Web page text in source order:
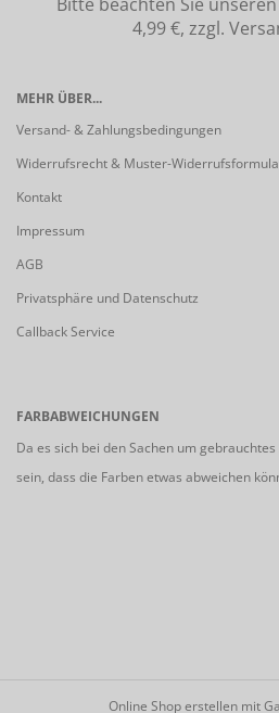
4,99 €, zzgl.
MEHR ÜBER...
Versand- & Zahlungsbedingungen
Widerrufsrecht & Muster-
Kontakt
Impressum
AGB
Privatsphäre und Datenschutz
Callback Service
FARBABWEICHUNGEN
Da es sich bei den Sachen um
sein, dass die Farben etwas abweichen
Online Shop erstellen mit